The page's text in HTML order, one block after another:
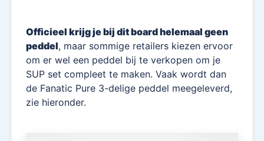
Officieel krijg je bij dit board helemaal geen
peddel, maar sommige retailers kiezen ervoor
om er wel een peddel bij te verkopen om je
SUP set compleet te maken. Vaak wordt dan
de Fanatic Pure 3-delige peddel meegeleverd,
zie hieronder.